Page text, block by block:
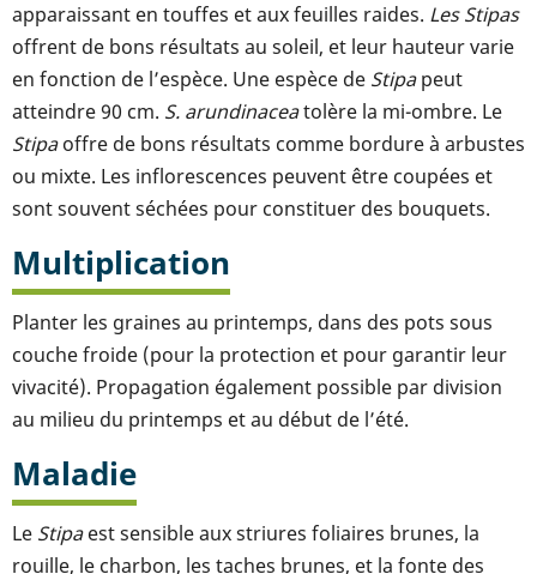
apparaissant en touffes et aux feuilles raides. Les Stipas
offrent de bons résultats au soleil, et leur hauteur varie
en fonction de l’espèce. Une espèce de Stipapeut
atteindre 90 cm. S. arundinaceatolère la mi-ombre. Le
Stipaoffre de bons résultats comme bordure à arbustes
ou mixte. Les inflorescences peuvent être coupées et
sont souvent séchées pour constituer des bouquets.
Multiplication
Planter les graines au printemps, dans des pots sous
couche froide (pour la protection et pour garantir leur
vivacité). Propagation également possible par division
au milieu du printemps et au début de l’été.
Maladie
Le Stipaest sensible aux striures foliaires brunes, la
rouille, le charbon, les taches brunes, et la fonte des